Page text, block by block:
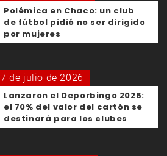
Polémica en Chaco: un club
de fútbol pidió no ser dirigido
por mujeres
7 de julio de 2026
Lanzaron el Deporbingo 2026:
el 70% del valor del cartón se
destinará para los clubes